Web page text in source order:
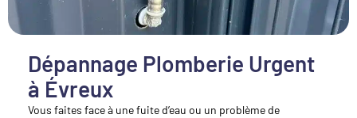
Dépannage Plomberie Urgent
à Évreux
Vous faites face à une fuite d’eau ou un problème de